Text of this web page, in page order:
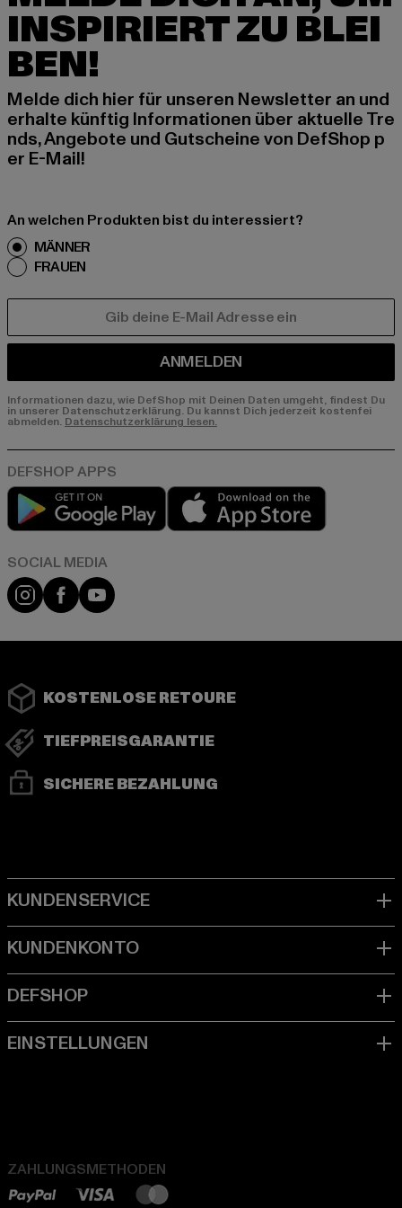
INSPIRIERT ZU BLEI
BEN!
Melde dich hier für unseren Newsletter an und
erhalte künftig Informationen über aktuelle Tre
nds, Angebote und Gutscheine von DefShop p
er E-Mail!
An welchen Produkten bist du interessiert?
MÄNNER
FRAUEN
ANMELDEN
Informationen dazu, wie DefShop mit Deinen Daten umgeht, findest Du
in unserer Datenschutzerklärung. Du kannst Dich jederzeit kostenfei
abmelden. Datenschutzerklärung lesen.
Play market
Instagram
FacebookYouTube
KOSTENLOSE RETOURE
TIEFPREISGARANTIE
SICHERE BEZAHLUNG
ZAHLUNGSMETHODEN